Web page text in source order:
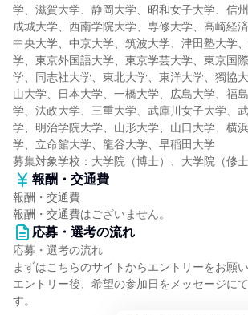
学、滋賀大学、静岡大学、昭和女子大学、信
成城大学、西南学院大学、専修大学、高崎経
中央大学、中京大学、筑波大学、津田塾大学
学、東京外国語大学、東京学芸大学、東京国
学、同志社大学、東北大学、東洋大学、獨協
山大学、日本大学、一橋大学、広島大学、福
学、法政大学、三重大学、武庫川女子大学、
学、明治学院大学、山形大学、山口大学、横
学、立命館大学、龍谷大学、早稲田大学
募集対象学校：大学院（博士）、大学院（修
報酬・交通費
報酬・交通費
報酬・交通費はございません。
応募・選考の流れ
応募・選考の流れ
まずはこちらのサイトからエントリーをお願い
エントリー後、希望の参加日をメッセージに
す。